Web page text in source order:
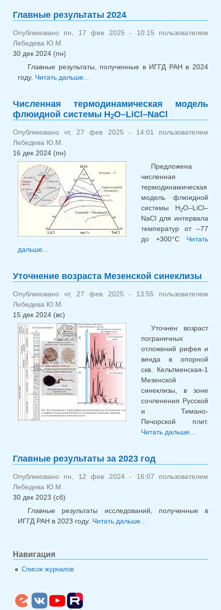
Главные результаты 2024
Опубликовано пн, 17 фев 2025 - 10:15 пользователем
Лебедева Ю.М.
30 дек 2024 (пн)
Главные результаты, полученные в ИГГД РАН в 2024
году. Читать дальше...
Численная термодинамическая модель
флюидной системы H2O–LiCl–NaCl
Опубликовано чт, 27 фев 2025 - 14:01 пользователем
Лебедева Ю.М.
16 дек 2024 (пн)
Предложена
численная
термодинамическая
модель флюидной
системы H2O–LiCl–
NaCl для интервала
температур от –77
до +300°С Читать
дальше...
Уточнение возраста Мезенской синеклизы
Опубликовано чт, 27 фев 2025 - 13:55 пользователем
Лебедева Ю.М.
15 дек 2024 (вс)
Уточнен возраст
пограничных
отложений рифея и
венда в опорной
скв. Кельтменская-1
Мезенской
синеклизы, в зоне
сочленения Русской
и Тимано-
Печорской плит.
Читать дальше...
Главные результаты за 2023 год
Опубликовано пн, 12 фев 2024 - 16:07 пользователем
Лебедева Ю.М.
30 дек 2023 (сб)
Главные результаты исследований, полученные в
ИГГД РАН в 2023 году. Читать дальше...
Навигация
Список журналов